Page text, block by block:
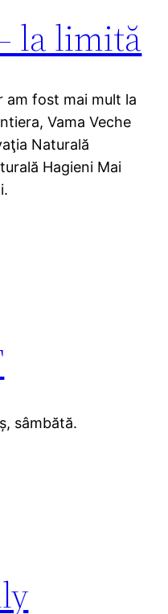
la limită
am fost mai mult la
Vama Veche
Naturală
Hagieni Mai
sâmbătă.